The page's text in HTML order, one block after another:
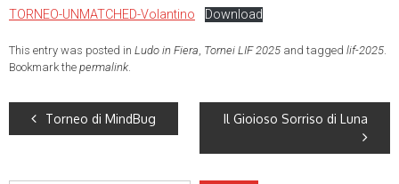
TORNEO-UNMATCHED-Volantino Download
This entry was posted in Ludo in Fiera Tornei LIF 2025 and tagged lif-2025
Bookmark the permalink
Torneo di MindBug Il Gioioso Sorriso di Luna